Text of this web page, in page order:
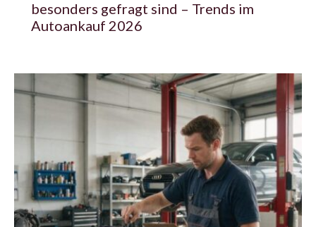
besonders gefragt sind – Trends im
Autoankauf 2026